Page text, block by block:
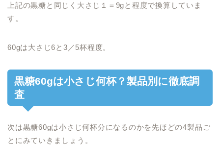
上記の黒糖と同じく大さじ１＝9gと程度で換算していま
す。
60gは大さじ6と3／5杯程度。
黒糖60gは小さじ何杯？製品別に徹底調
査
次は黒糖60gは小さじ何杯分になるのかを先ほどの4製品ご
とにみていきましょう。